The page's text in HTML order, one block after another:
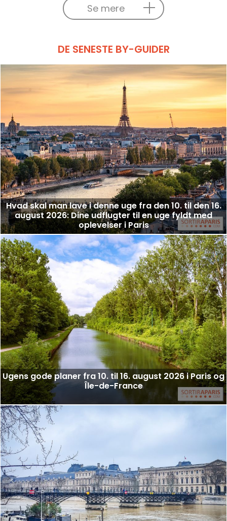
Se mere
DE SENESTE BY-GUIDER
Hvad skal man lave i denne uge fra den 10. til den 16.
august 2026: Dine udflugter til en uge fyldt med
oplevelser i Paris
Ugens gode planer fra 10. til 16. august 2026 i Paris og
Île-de-France